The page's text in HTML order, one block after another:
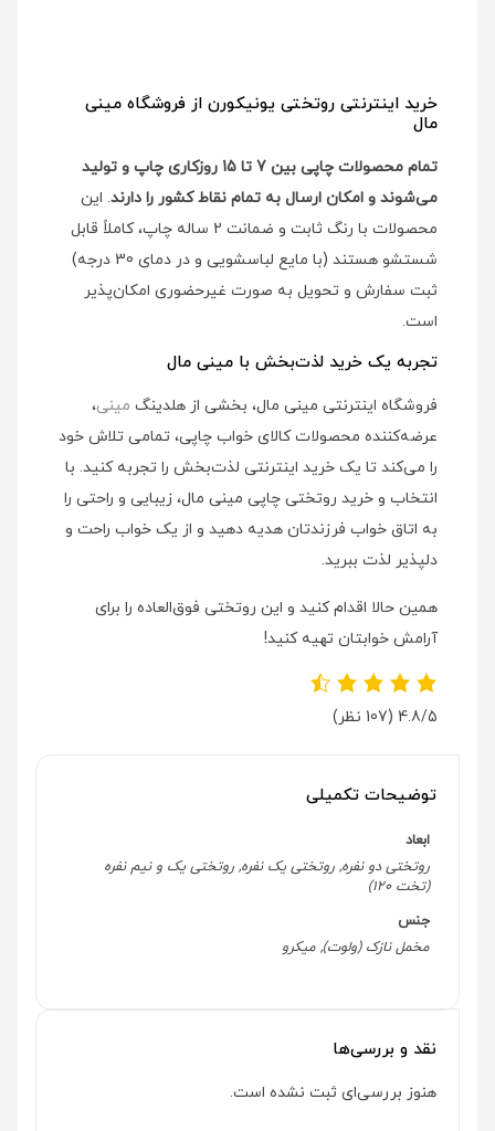
خرید اینترنتی روتختی یونیکورن از فروشگاه مینی
مال
تمام محصولات چاپی بین 7 تا 15 روزکاری چاپ و تولید
می‌شوند و امکان ارسال به تمام نقاط کشور را دارند. این
محصولات با رنگ ثابت و ضمانت 2 ساله چاپ، کاملاً قابل
شستشو هستند (با مایع لباسشویی و در دمای 30 درجه)
ثبت سفارش و تحویل به صورت غیرحضوری امکان‌پذیر
است.
تجربه یک خرید لذت‌بخش با مینی مال
فروشگاه اینترنتی مینی مال، بخشی از هلدینگ مینی،
عرضه‌کننده محصولات کالای خواب چاپی، تمامی تلاش خود
را می‌کند تا یک خرید اینترنتی لذت‌بخش را تجربه کنید. با
انتخاب و خرید روتختی چاپی مینی مال، زیبایی و راحتی را
به اتاق خواب فرزندتان هدیه دهید و از یک خواب راحت و
دلپذیر لذت ببرید.
همین حالا اقدام کنید و این روتختی فوق‌العاده را برای
آرامش خوابتان تهیه کنید!
4.8/5 (107 نظر)
توضیحات تکمیلی
ابعاد
روتختی دو نفره, روتختی یک نفره, روتختی یک و نیم نفره
(تخت 120)
جنس
مخمل نازک (ولوت), میکرو
نقد و بررسی‌ها
هنوز بررسی‌ای ثبت نشده است.